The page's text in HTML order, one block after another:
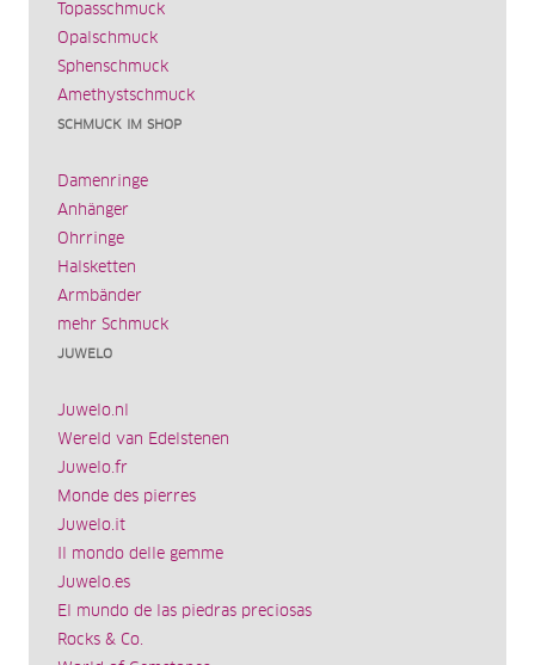
Topasschmuck
Opalschmuck
Sphenschmuck
Amethystschmuck
SCHMUCK IM SHOP
Damenringe
Anhänger
Ohrringe
Halsketten
Armbänder
mehr Schmuck
JUWELO
Juwelo.nl
Wereld van Edelstenen
Juwelo.fr
Monde des pierres
Juwelo.it
Il mondo delle gemme
Juwelo.es
El mundo de las piedras preciosas
Rocks & Co.